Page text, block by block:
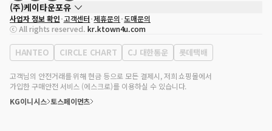
(주)케이타운포유
대표자
송효민
사업자등록번호
120-87-71116
통신판매업 신고번호 제2011-서울강남-02223
대표전화
02-552-9855
사업자 정보 확인 고객센터 제휴문의 도매문의
ⓒ All rights reserved. kr.ktown4u.com
HANTEO CIRCLE CHART CJ 대한통운 롯데택배
고객님의 안전거래를 위해 현금 등으로 모든 결제시, 저희 쇼핑몰에서
가입한 구매안전 서비스 (에스크로)를 이용하실 수 있습니다.
KG이니시스 토스페이먼츠